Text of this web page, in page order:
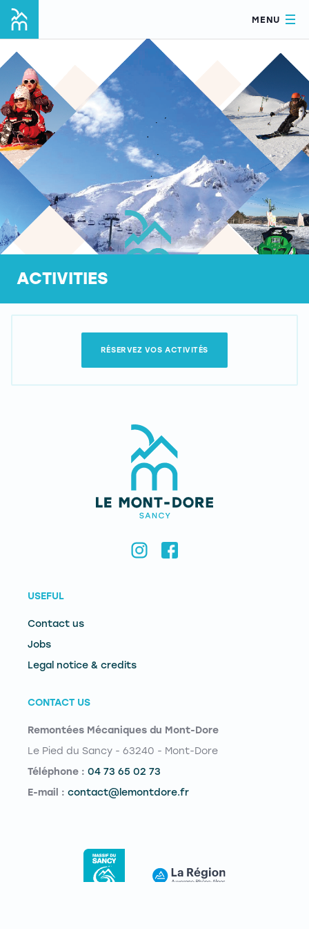
MENU
ACTIVITIES
RÉSERVEZ VOS ACTIVITÉS
USEFUL
Contact us
Jobs
Legal notice & credits
CONTACT US
Remontées Mécaniques du Mont-Dore
Le Pied du Sancy - 63240 - Mont-Dore
Téléphone : 04 73 65 02 73
E-mail : contact@lemontdore.fr